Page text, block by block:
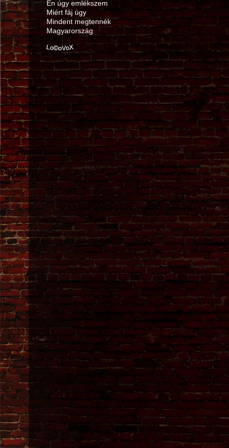
Én úgy emlékszem
Miért fáj úgy
Mindent megtennék
Magyarország